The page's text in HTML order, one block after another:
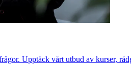
Upptäck vårt utbud av kurser,